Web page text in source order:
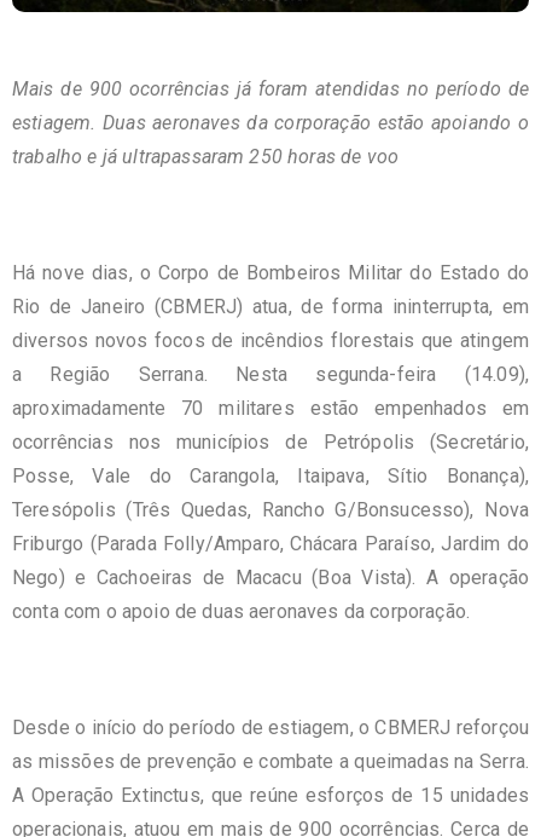
Mais de 900 ocorrências já foram atendidas no período de
estiagem. Duas aeronaves da corporação estão apoiando o
trabalho e já ultrapassaram 250 horas de voo
Há nove dias, o Corpo de Bombeiros Militar do Estado do
Rio de Janeiro (CBMERJ) atua, de forma ininterrupta, em
diversos novos focos de incêndios florestais que atingem
a Região Serrana. Nesta segunda-feira (14.09),
aproximadamente 70 militares estão empenhados em
ocorrências nos municípios de Petrópolis (Secretário,
Posse, Vale do Carangola, Itaipava, Sítio Bonança),
Teresópolis (Três Quedas, Rancho G/Bonsucesso), Nova
Friburgo (Parada Folly/Amparo, Chácara Paraíso, Jardim do
Nego) e Cachoeiras de Macacu (Boa Vista). A operação
conta com o apoio de duas aeronaves da corporação.
Desde o início do período de estiagem, o CBMERJ reforçou
as missões de prevenção e combate a queimadas na Serra.
A Operação Extinctus, que reúne esforços de 15 unidades
operacionais, atuou em mais de 900 ocorrências. Cerca de